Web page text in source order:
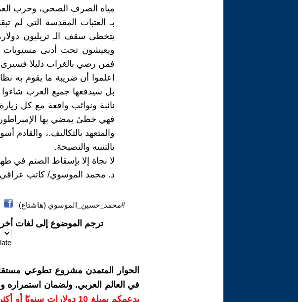
مياه الصرف الصحي، وحرب
بـ العتبات المقدسة التي لم
يتخطى سقف الـ تريليون
ويعيشون تحت أدنى مستويات
فمن رضي بالغراب دليلا
اعلموا أن ضريبة ما يقوم به
بل سيدفعها جميع العرب شاءوا
نائبة ونوائب واقعة مع كل
فهي خطىً يمضي بها الإمبراطور
والمتعهد بالتكاليف.، والقادم
بالتنبيه والنصيحة.
لا نجاة إلا بإسقاط الصنم في
د. محمد الموسوي/ كاتب عراقي
#محمد_حسين_الموسوي (هاشتاغ)
ترجم الموضوع إلى لغات
الحوار المتمدن مشروع تطوعي مستقل
في العالم العربي. ولضمان استمراره
بدعمكم بمبلغ 10